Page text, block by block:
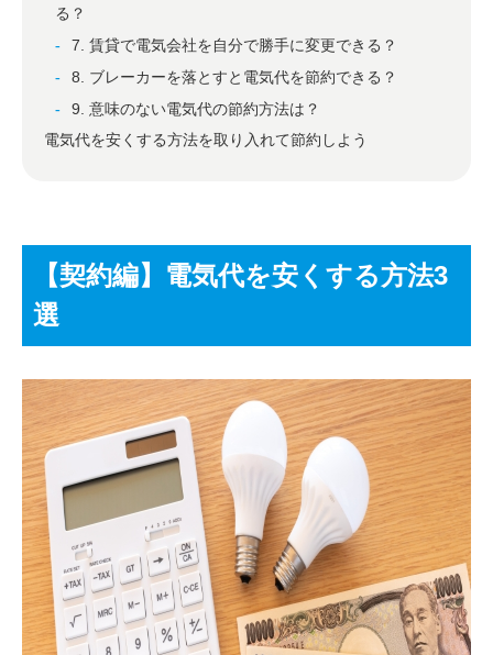
る？
7. 賃貸で電気会社を自分で勝手に変更できる？
8. ブレーカーを落とすと電気代を節約できる？
9. 意味のない電気代の節約方法は？
電気代を安くする方法を取り入れて節約しよう
【契約編】電気代を安くする方法3
選